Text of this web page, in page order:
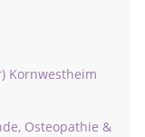
Kornwestheim
Osteopathie &